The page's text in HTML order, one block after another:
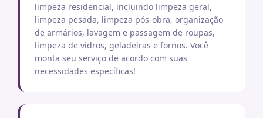
limpeza residencial, incluindo limpeza geral,
limpeza pesada, limpeza pós-obra, organização
de armários, lavagem e passagem de roupas,
limpeza de vidros, geladeiras e fornos. Você
monta seu serviço de acordo com suas
necessidades específicas!